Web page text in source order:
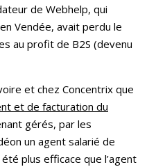
de Webhelp, qui
Vendée, avait perdu le
au profit de B2S (devenu
et chez Concentrix que
et de facturation du
gérés, par les
un agent salarié de
plus efficace que l’agent